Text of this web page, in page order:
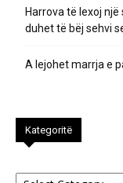
Harrova të lexoj
duhet të bëj sehvi
A lejohet marrja e
Kategoritë
Kategoritë